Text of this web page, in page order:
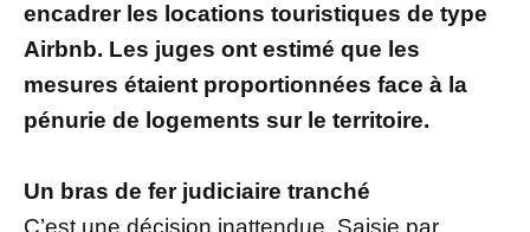
encadrer les locations touristiques de type
Airbnb. Les juges ont estimé que les
mesures étaient proportionnées face à la
pénurie de logements sur le territoire.
Un bras de fer judiciaire tranché
C’est une décision inattendue. Saisie par